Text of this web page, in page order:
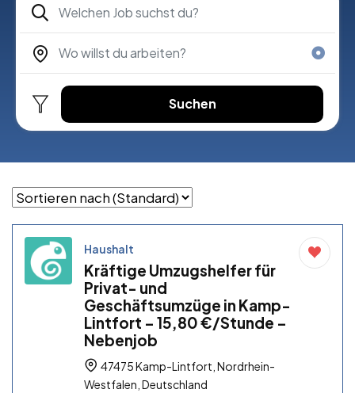
Suchen
Haushalt
Kräftige Umzugshelfer für
Privat- und
Geschäftsumzüge in Kamp-
Lintfort – 15,80 €/Stunde –
Nebenjob
47475 Kamp-Lintfort, Nordrhein-
Westfalen, Deutschland